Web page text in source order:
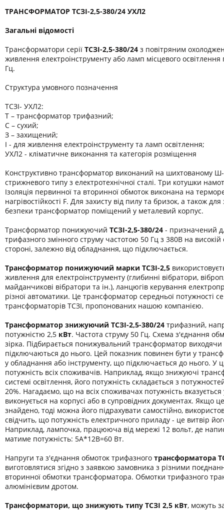
ТРАНСФОРМАТОР ТСЗІ-2,5-380/24 УХЛ2
Загальні відомості
Трансформатори серії ТСЗІ-2,5-380/24 з повітряним
живлення електроінструменту або ламп місцевого освітлення
Гц.
Структура умовного позначення
ТСЗІ- УХЛ2:
Т – трансформатор трифазний;
С – сухий;
З – захищений;
І - для живлення електроінструменту та ламп освітлення;
УХЛ2 - кліматичне виконання та категорія розміщення
Конструктивно трансформатор виконаний на шихтованому Ш-
стрижневого типу з електротехнічної сталі. Три котушки
Ізоляція первинної та вторинної обмоток виконана на
нагрівостійкості F. Для захисту від пилу та бризок, а також
безпеки трансформатор поміщений у металевий корпус.
Трансформатор понижуючий ТСЗІ-2,5-380/24 - призначений
трифазного змінного струму частотою 50 Гц з 380В на високій
стороні, залежно від обладнання, що підключається.
Трансформатор понижуючий марки ТСЗІ-2,5
живлення для електроінструменту (глибинні вібратори,
майданчикові вібратори та ін.), ланцюгів керування
різної автоматики. Це трансформатор середньої потужності
трансформаторів ТСЗІ, пропонованих нашою компанією.
Трансформатор знижуючий ТСЗІ-2,5-380/24 трифазний,
потужністю 2,5 кВт. Частота струму 50 Гц. Схема з'єднання
зірка. Підбирається понижувальний трансформатор
підключаються до нього. Цей показник повинен бути у
у обладнання або інструменту, що підключається до нього. У
потужність всіх споживачів. Наприклад, якщо знижуючі
системі освітлення, його потужність складається з
20%. Нагадаємо, що на всіх споживачах потужність
виконується на корпусі або в супровідних документах. Якщо
знайдено, тоді можна його підрахувати самостійно,
свідчить, що потужність електричного приладу - це витвір
Наприклад, лампочка, працююча від мережі 12 вольт, де
матиме потужність: 5А*12В=60 Вт.
Напруги та з'єднання обмоток трифазного трансформатора
виготовлятися згідно з заявкою замовника з різними
вторинної обмотки трансформатора. Обмотки трифазного
алюмінієвим дротом.
Трансформатори, що знижують типу ТСЗІ 2,5 кВт, можуть